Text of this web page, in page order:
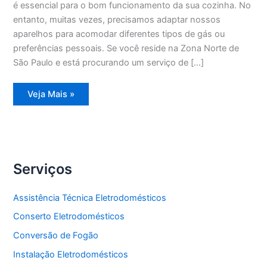
é essencial para o bom funcionamento da sua cozinha. No
entanto, muitas vezes, precisamos adaptar nossos
aparelhos para acomodar diferentes tipos de gás ou
preferências pessoais. Se você reside na Zona Norte de
São Paulo e está procurando um serviço de […]
Conversão
de
Veja Mais »
Serviços
Assistência Técnica Eletrodomésticos
Conserto Eletrodomésticos
Conversão de Fogão
Instalação Eletrodomésticos